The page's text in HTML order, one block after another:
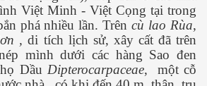
Việt Minh - Việt Cọng tại trong
phá nhiều lần. Trêncù lao Rùa,
, di tích lịch sử, xây cất đã trên
mình dưới các hàng Sao đen
Dầu Dipterocarpaceae,
một cỗ